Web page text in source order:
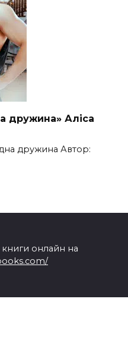
дружина» Аліса
дружина Автор:
онлайн на